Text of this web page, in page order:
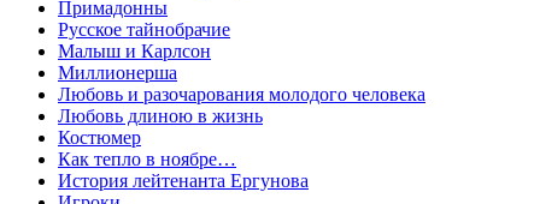
Примадонны
Русское тайнобрачие
Малыш и Карлсон
Миллионерша
Любовь и разочарования молодого человека
Любовь длиною в жизнь
Костюмер
Как тепло в ноябре…
История лейтенанта Ергунова